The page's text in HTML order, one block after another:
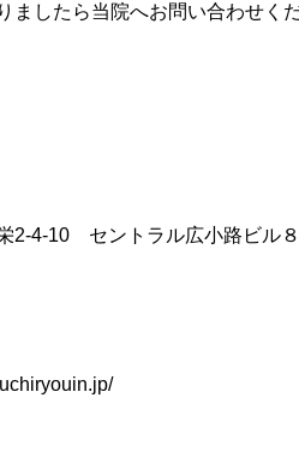
ましたら当院へお問い合わせく
2-4-10 セントラル広小路ビル